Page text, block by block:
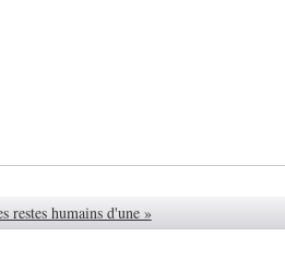
restes humains d'une »